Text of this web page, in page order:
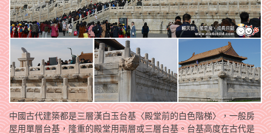
中國古代建築都是三層漢白玉台基〈殿堂前的白色階梯〉，一般房
屋用單層台基，隆重的殿堂用兩層或三層台基。台基高度在古代是